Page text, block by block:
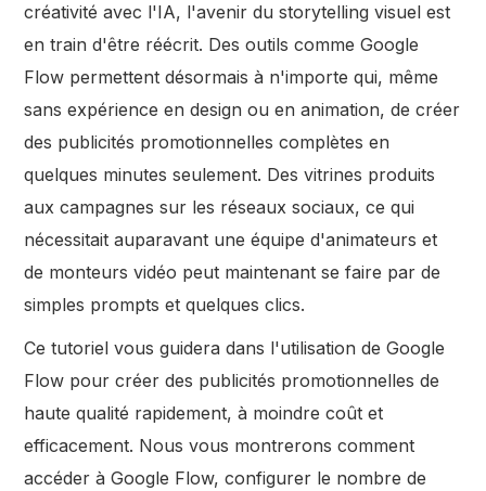
créativité avec l'IA, l'avenir du storytelling visuel est
en train d'être réécrit. Des outils comme Google
Flow permettent désormais à n'importe qui, même
sans expérience en design ou en animation, de créer
des publicités promotionnelles complètes en
quelques minutes seulement. Des vitrines produits
aux campagnes sur les réseaux sociaux, ce qui
nécessitait auparavant une équipe d'animateurs et
de monteurs vidéo peut maintenant se faire par de
simples prompts et quelques clics.
Ce tutoriel vous guidera dans l'utilisation de Google
Flow pour créer des publicités promotionnelles de
haute qualité rapidement, à moindre coût et
efficacement. Nous vous montrerons comment
accéder à Google Flow, configurer le nombre de